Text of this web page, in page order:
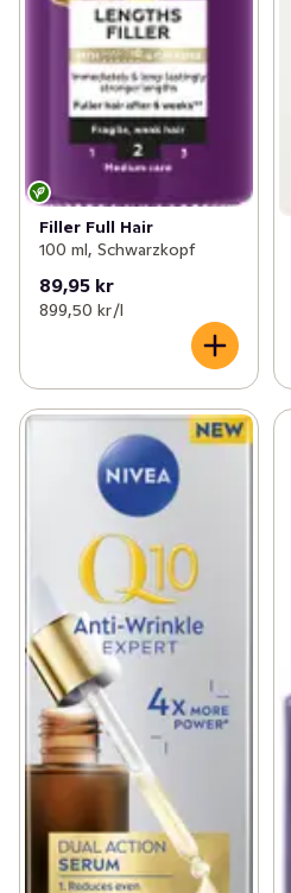
Filler Full Hair
100 ml, Schwarzkopf
89,95 kr
899,50 kr /l